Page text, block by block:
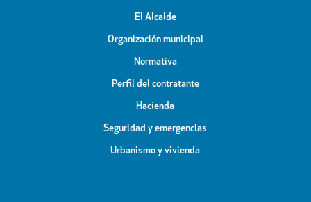
El Alcalde
Organización municipal
Normativa
Perfil del contratante
Hacienda
Seguridad y emergencias
Urbanismo y vivienda